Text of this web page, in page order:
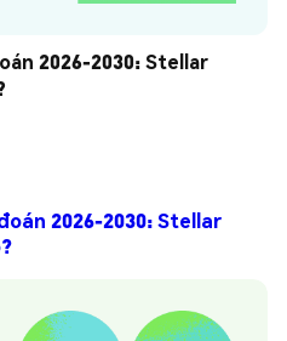
2026-2030: Stellar
2026-2030: Stellar